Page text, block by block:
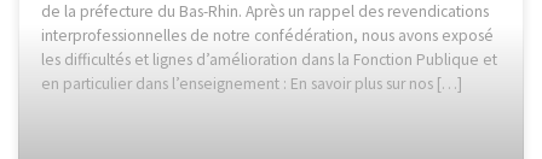
de la préfecture du Bas-Rhin. Après un rappel des revendications
interprofessionnelles de notre confédération, nous avons exposé
les difficultés et lignes d’amélioration dans la Fonction Publique et
en particulier dans l’enseignement : En savoir plus sur nos […]